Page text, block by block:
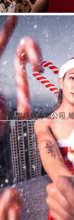
美傳媒行銷有限公司